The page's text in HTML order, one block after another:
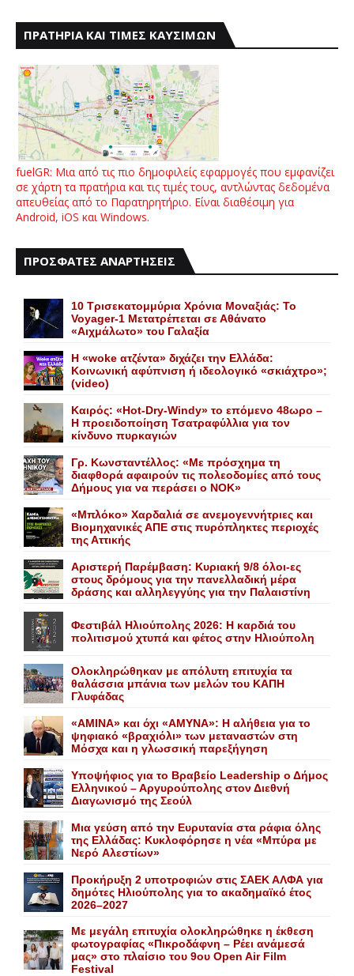
ΠΡΑΤΗΡΙΑ ΚΑΙ ΤΙΜΕΣ ΚΑΥΣΙΜΩΝ
fuelGR: Μια από τις πιο δημοφιλείς εφαρμογές που εμφανίζει
σε χάρτη τα πρατήρια και τις τιμές τους, αντλώντας δεδομένα
απευθείας από το Παρατηρητήριο. Είναι διαθέσιμη για
Android, iOS και Windows.
ΠΡΟΣΦΑΤΕΣ ΑΝΑΡΤΗΣΕΙΣ
10 Τρισεκατομμύρια Χρόνια Μοναξιάς: Το
Voyager-1 Μετατρέπεται σε Αθάνατο
«Αιχμάλωτο» του Γαλαξία
Η «woke ατζέντα» διχάζει την Ελλάδα:
Κοινωνική αφύπνιση ή ιδεολογικό «σκιάχτρο»;
(video)
Καιρός: «Hot-Dry-Windy» το επόμενο 48ωρο –
Η προειδοποίηση Τσατραφύλλια για τον
κίνδυνο πυρκαγιών
Γρ. Κωνσταντέλλος: «Με πρόσχημα τη
διαφθορά αφαιρούν τις πολεοδομίες από τους
Δήμους για να περάσει ο NOK»
«Mπλόκο» Xαρδαλιά σε ανεμογεννήτριες και
Bιομηχανικές ΑΠΕ στις πυρόπληκτες περιοχές
της Αττικής
Αριστερή Παρέμβαση: Κυριακή 9/8 όλοι-ες
στους δρόμους για την πανελλαδική μέρα
δράσης και αλληλεγγύης για την Παλαιστίνη
Φεστιβάλ Ηλιούπολης 2026: Η καρδιά του
πολιτισμού χτυπά και φέτος στην Ηλιούπολη
Ολοκληρώθηκαν με απόλυτη επιτυχία τα
θαλάσσια μπάνια των μελών του KAΠH
Γλυφάδας
«AMINA» και όχι «ΑΜΥΝΑ»: Η αλήθεια για το
ψηφιακό «βραχιόλι» των μεταναστών στη
Μόσχα και η γλωσσική παρεξήγηση
Yποψήφιος για το Bραβείο Leadership ο Δήμος
Ελληνικού – Αργυρούπολης στον Διεθνή
Διαγωνισμό της Σεούλ
Mια γεύση από την Eυρυτανία στα ράφια όλης
της Ελλάδας: Κυκλοφόρησε η νέα «Μπύρα με
Nερό Aλεστίων»
Προκήρυξη 2 υποτροφιών στις ΣΑΕΚ ΑΛΦΑ για
δημότες Ηλιούπολης για το ακαδημαϊκό έτος
2026–2027
Με μεγάλη επιτυχία ολοκληρώθηκε η έκθεση
φωτογραφίας «Πικροδάφνη – Ρέει ανάμεσά
μας» στο πλαίσιο του 9ου Open Air Film
Festival